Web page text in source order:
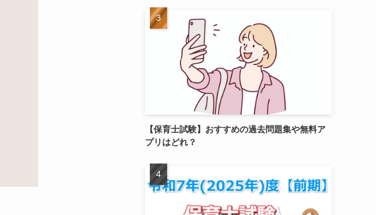
【保育士試験】おすすめの過去問題集や無料ア
プリはどれ？